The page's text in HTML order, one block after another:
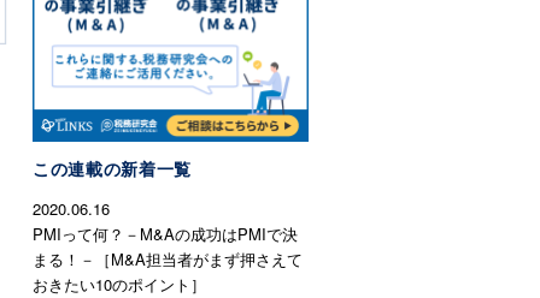
この連載の新着一覧
2020.06.16
PMIって何？－M&Aの成功はPMIで決
まる！－［M&A担当者がまず押さえて
おきたい10のポイント］